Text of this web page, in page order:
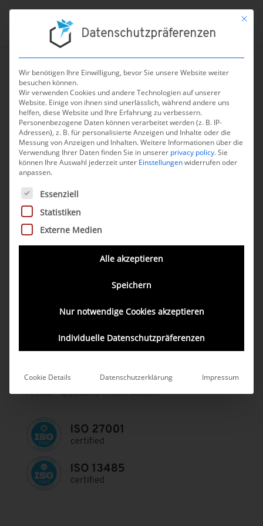
Search Result
[directorist_search_result]
KONTAKT
+49 (0) 89 54998380
WHITEPAPER
13 wichtige Empfehlungen für angehende DiGA-
13 wichtige Empfehlungen für angehende
AKTUELLES
DiGA- und Medical Software-Newsletter
Presse – QuickBird in den Medien
Mit
Datenschutzpräferenzen
Wir benötigen Ihre Einwilligung, bevor Sie unsere Website weiter
besuchen können.
Wir verwenden Cookies und andere Technologien auf unserer
Website. Einige von ihnen sind unerlässlich, während andere uns
helfen, diese Website und Ihre Erfahrung zu verbessern.
Personenbezogene Daten können verarbeitet werden (z. B. IP-
Adressen), z. B. für personalisierte Anzeigen und Inhalte oder die
Messung von Anzeigen und Inhalten.Weitere Informationen über die
Verwendung Ihrer Daten finden Sie in unserer privacy policy.Sie
können Ihre Auswahl jederzeit unter Einstellungenwiderrufen oder
anpassen.
Es folgt eine Liste der Service-Gruppen, für die eine
Essenziell
Statistiken
Externe Medien
Alle akzeptieren
Speichern
Nur notwendige Cookies akzeptieren
Individuelle Datenschutzpräferenzen
Cookie Details Datenschutzerklärung Impressum